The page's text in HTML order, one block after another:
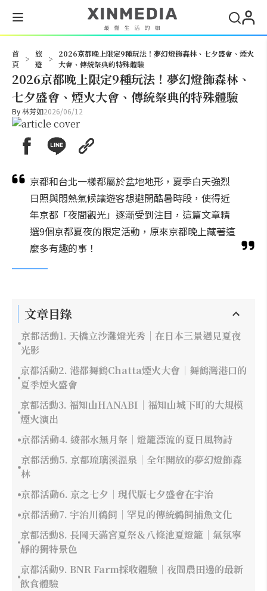
首
頁
>
旅
遊
>
2026京都晚上限定9種玩法！夢幻燈飾森林、七夕盛會、煙火
大會、傳統祭典的特殊體驗
2026京都晚上限定9種玩法！夢幻燈飾森林、
七夕盛會、煙火大會、傳統祭典的特殊體驗
By林芳如2026/06/12
京都和台北一樣都屬於盆地地形，夏季白天強烈
日照與悶熱氣候讓遊客想避開酷暑時段，使得近
年京都「夜間觀光」逐漸受到注目，這篇文章精
選9個京都夏夜的限定活動，原來京都晚上藏著這
麼多有趣的事！
文章目錄
京都活動1. 天橋立沙灘燈光秀｜在日本三景遇見夏夜
光影
京都活動2. 港都舞鶴Chatta煙火大會｜舞鶴灣港口的
夏季煙火盛會
京都活動3. 福知山HANABI｜福知山城下町的大規模
煙火演出
京都活動4. 綾部水無月祭｜燈籠漂流的夏日風物詩
京都活動5. 京都琉璃溪溫泉｜全年開放的夢幻燈飾森
林
京都活動6. 京之七夕｜現代版七夕盛會在宇治
京都活動7. 宇治川鵜飼｜罕見的傳統鵜飼捕魚文化
京都活動8. 長岡天滿宮夏祭＆八條池夏燈籠｜氣氛寧
靜的獨特景色
京都活動9. BNR Farm採收體驗｜夜間農田邊的最新
飲食體驗